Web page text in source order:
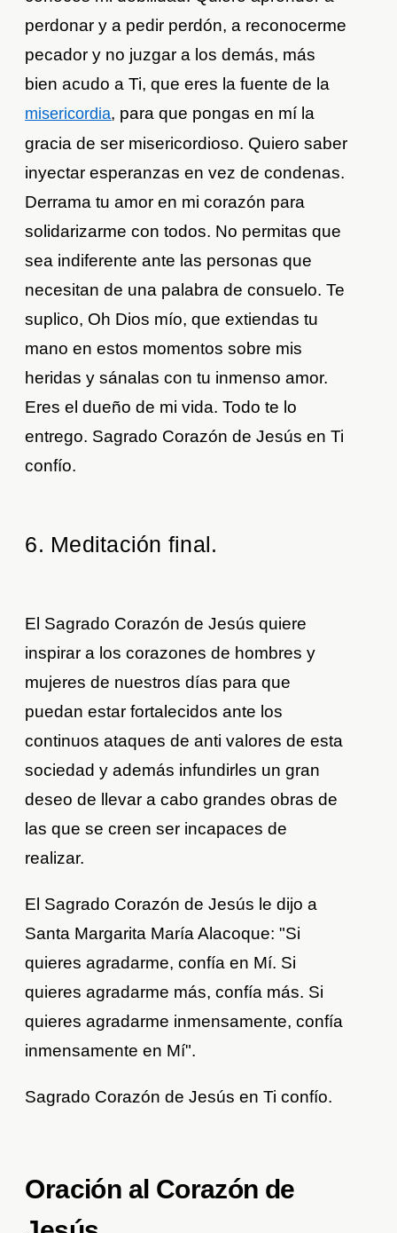
perdonar y a pedir perdón, a reconocerme
pecador y no juzgar a los demás, más
bien acudo a Ti, que eres la fuente de la
misericordia, para que pongas en mí la
gracia de ser misericordioso. Quiero saber
inyectar esperanzas en vez de condenas.
Derrama tu amor en mi corazón para
solidarizarme con todos. No permitas que
sea indiferente ante las personas que
necesitan de una palabra de consuelo. Te
suplico, Oh Dios mío, que extiendas tu
mano en estos momentos sobre mis
heridas y sánalas con tu inmenso amor.
Eres el dueño de mi vida. Todo te lo
entrego. Sagrado Corazón de Jesús en Ti
confío.
6. Meditación final.
El Sagrado Corazón de Jesús quiere
inspirar a los corazones de hombres y
mujeres de nuestros días para que
puedan estar fortalecidos ante los
continuos ataques de anti valores de esta
sociedad y además infundirles un gran
deseo de llevar a cabo grandes obras de
las que se creen ser incapaces de
realizar.
El Sagrado Corazón de Jesús le dijo a
Santa Margarita María Alacoque: "Si
quieres agradarme, confía en Mí. Si
quieres agradarme más, confía más. Si
quieres agradarme inmensamente, confía
inmensamente en Mí".
Sagrado Corazón de Jesús en Ti confío.
Oración al Corazón de